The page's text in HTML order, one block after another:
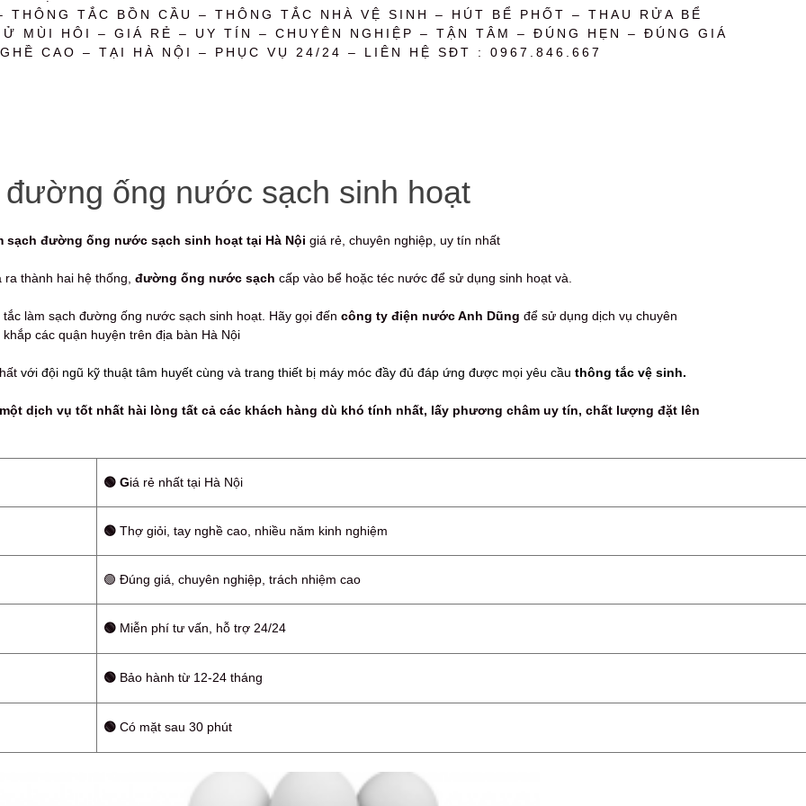
THÔNG TẮC BỒN CẦU – THÔNG TẮC NHÀ VỆ SINH – HÚT BỂ PHỐT – THAU RỬA BỂ
MÙI HÔI – GIÁ RẺ – UY TÍN – CHUYÊN NGHIỆP – TẬN TÂM – ĐÚNG HẸN – ĐÚNG GIÁ
CAO – TẠI HÀ NỘI – PHỤC VỤ 24/24 – LIÊN HỆ SĐT : 0967.846.667
ống nước sạch sinh hoạt
sạch đường ống nước sạch sinh hoạt tại Hà Nội giá rẻ, chuyên nghiệp, uy tín nhất
thành hai hệ thống, đường ống nước sạch cấp vào bể hoặc téc nước để sử dụng sinh hoạt và.
làm sạch đường ống nước sạch sinh hoạt. Hãy gọi đến công ty điện nước Anh Dũng để sử dụng dịch vụ chuyên
các quận huyện trên địa bàn Hà Nội
với đội ngũ kỹ thuật tâm huyết cùng và trang thiết bị máy móc đầy đủ đáp ứng được mọi yêu cầu thông tắc vệ sinh.
dịch vụ tốt nhất hài lòng tất cả các khách hàng dù khó tính nhất, lấy phương châm uy tín, chất lượng đặt lên
🟢 Giá rẻ nhất tại Hà Nội
🟢 Thợ giỏi, tay nghề cao, nhiều năm kinh nghiệm
🟢 Đúng giá, chuyên nghiệp, trách nhiệm cao
🟢 Miễn phí tư vấn, hỗ trợ 24/24
🟢 Bảo hành từ 12-24 tháng
🟢 Có mặt sau 30 phút